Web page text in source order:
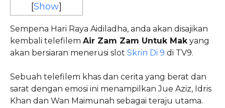
[Show]
Sempena Hari Raya Aidiladha, anda akan disajikan
kembali telefilem Air Zam Zam Untuk Makyang
akan bersiaran menerusi slot Skrin Di 9 di TV9.
Sebuah telefilem khas dan cerita yang berat dan
sarat dengan emosi ini menampilkan Jue Aziz, Idris
Khan dan Wan Maimunah sebagai teraju utama.